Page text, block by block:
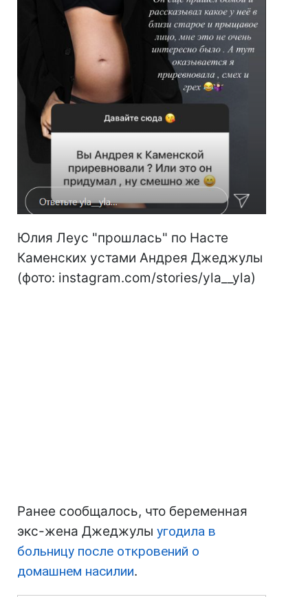
Юлия Леус "прошлась" по Насте
Каменских устами Андрея Джеджулы
(фото: instagram.com/stories/yla__yla)
Ранее сообщалось, что беременная
экс-жена Джеджулы угодила в
больницу после откровений о
домашнем насилии.